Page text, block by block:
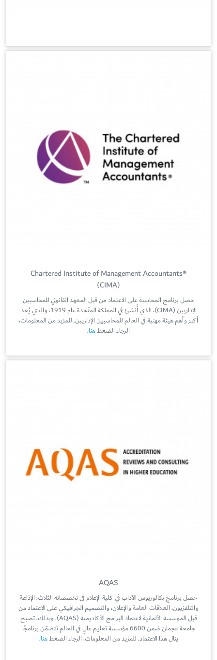
Chartered Institute of Management Accountants®
(CIMA)
حصل برنامج المحاسبة على الاعتماد من قبل المعهد القانوني للمحاسبين
الإداريين (CIMA)، الذي أُنشئ في المملكة المتّحدة عام 1919، والذي يُعد
أكبر وأهم هيئة مهنية في العالم للمحاسبين الإداريين. للمزيد من المعلومات،
الرجاء الضغطهنا.
AQAS
حصل برنامج بكالوريوس الآداب في كلية الإعلام في تخصصاته الثلاث: الإذاعة
والتلفزيون، العلاقات العامة والإعلان، والتصميم الجرافيكي على الاعتماد من
قبل المؤسسة الألمانية لاعتماد البرامج الأكاديمية (AQAS). وبذلك، تصبح
جامعة عجمان ضمن 6600 مؤسسة تعليم عالٍ في العالم تتضمّن برنامجًا
ينال هذا الاعتماد. للمزيد من المعلومات، الرجاء الضغطهنا.